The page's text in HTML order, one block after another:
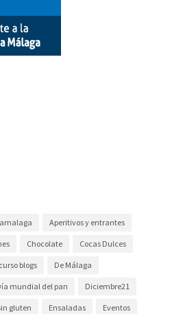
Aperitivos y entrantes
Chocolate Cocas Dulces
blogs De Málaga
mundial del pan Diciembre21
gluten Ensaladas Eventos